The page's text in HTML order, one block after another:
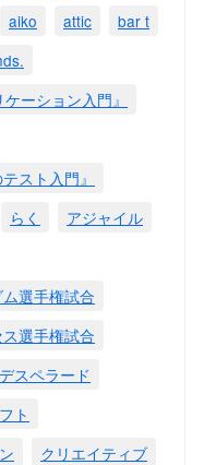
aiko attic
bar t
ーション入門』
スト入門』
らく
アジャイル
選手権試合
選手権試合
スペラード
ト
クリエイティブ